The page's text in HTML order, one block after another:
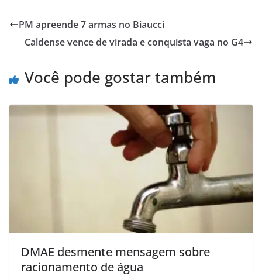
PM apreende 7 armas no Biaucci
Caldense vence de virada e conquista vaga no G4
Você pode gostar também
DMAE desmente mensagem sobre
racionamento de água